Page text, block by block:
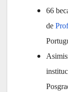
66
de